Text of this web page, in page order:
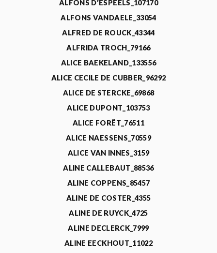
ALFONS D’ESPEELS_107170
ALFONS VANDAELE_33054
ALFRED DE ROUCK_43344
ALFRIDA TROCH_79166
ALICE BAEKELAND_133556
ALICE CECILE DE CUBBER_96292
ALICE DE STERCKE_69868
ALICE DUPONT_103753
ALICE FORÊT_76511
ALICE NAESSENS_70559
ALICE VAN INNES_3159
ALINE CALLEBAUT_88536
ALINE COPPENS_85457
ALINE DE COSTER_4355
ALINE DE RUYCK_4725
ALINE DECLERCK_7999
ALINE EECKHOUT_11022